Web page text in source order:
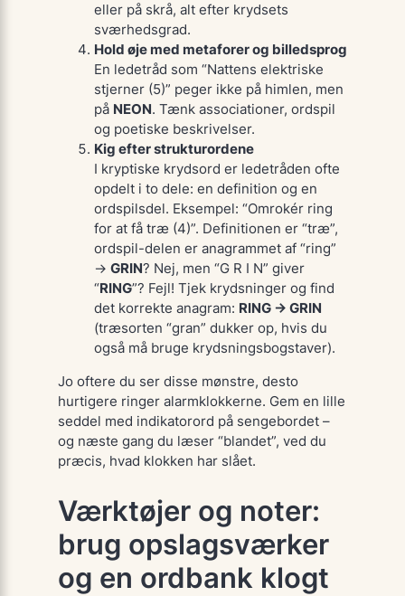
eller på skrå, alt efter krydsets
sværhedsgrad.
Hold øje med metaforer og billedsprog
En ledetråd som “Nattens elektriske
stjerner (5)” peger ikke på himlen, men
på NEON. Tænk associationer, ordspil
og poetiske beskrivelser.
Kig efter strukturordene
I kryptiske krydsord er ledetråden ofte
opdelt i to dele: en definition og en
ordspilsdel. Eksempel: “Omrokér ring
for at få træ (4)”. Definitionen er “træ”,
ordspil-delen er anagrammet af “ring”
→ GRIN? Nej, men “G R I N” giver
“RING”? Fejl! Tjek krydsninger og find
det korrekte anagram: RING → GRIN
(træsorten “gran” dukker op, hvis du
også må bruge krydsningsbogstaver).
Jo oftere du ser disse mønstre, desto
hurtigere ringer alarmklokkerne. Gem en lille
seddel med indikatorord på sengebordet –
og næste gang du læser “blandet”, ved du
præcis, hvad klokken har slået.
Værktøjer og noter:
brug opslagsværker
og en ordbank klogt